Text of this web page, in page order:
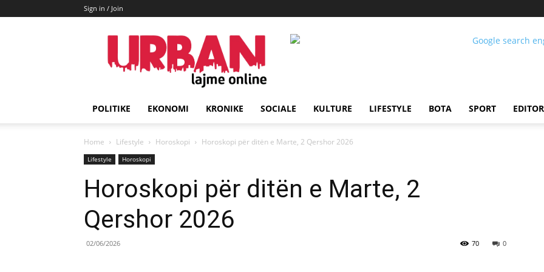
Sign in / Join
URBAN
Lajme
POLITIKE EKONOMI KRONIKE SOCIALE KULTURE LIFESTYLE BOTA SPORT
Home Lifestyle Horoskopi Horoskopi për ditën e Marte, 2 Qershor 2026
Lifestyle Horoskopi
Horoskopi për ditën e Marte, 2
Qershor 2026
02/06/2026 0
70